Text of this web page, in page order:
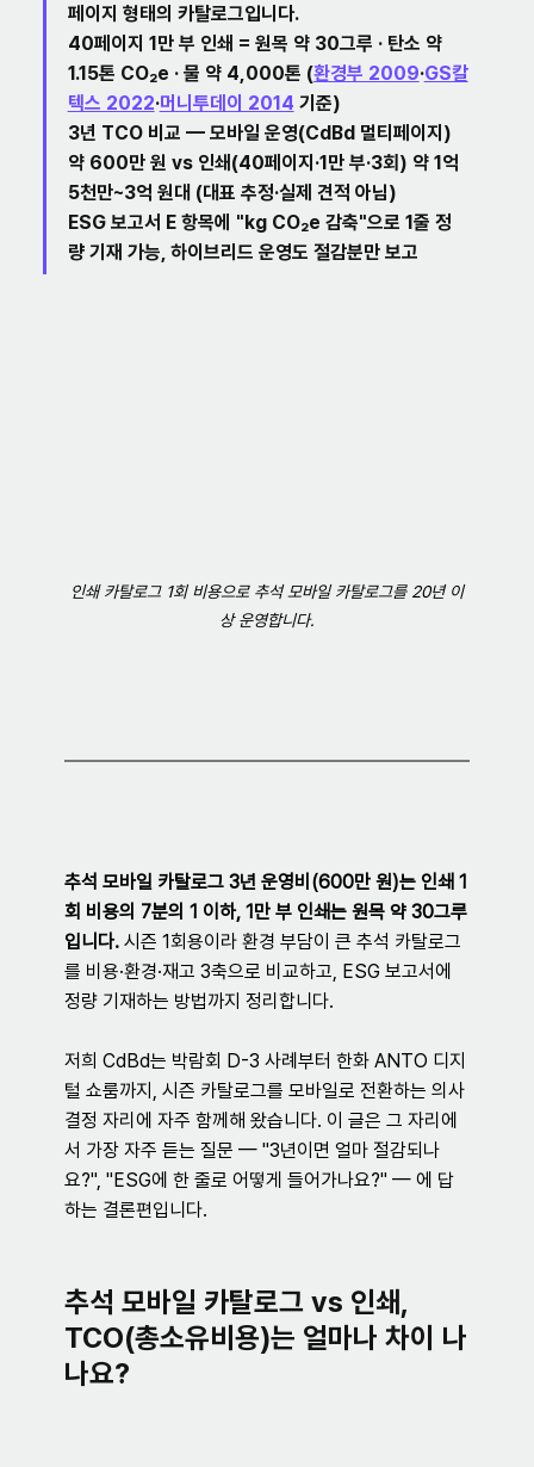
페이지 형태의 카탈로그입니다.
40페이지 1만 부 인쇄 = 원목 약 30그루 · 탄소 약
1.15톤 CO₂e · 물 약 4,000톤 (환경부 2009·GS칼
텍스 2022·머니투데이 2014 기준)
3년 TCO 비교 — 모바일 운영(CdBd 멀티페이지)
약 600만 원 vs 인쇄(40페이지·1만 부·3회) 약 1억
5천만~3억 원대 (대표 추정·실제 견적 아님)
ESG 보고서 E 항목에 "kg CO₂e 감축"으로 1줄 정
량 기재 가능, 하이브리드 운영도 절감분만 보고
인쇄 카탈로그 1회 비용으로 추석 모바일 카탈로그를 20년 이
상 운영합니다.
추석 모바일 카탈로그 3년 운영비(600만 원)는 인쇄 1
회 비용의 7분의 1 이하, 1만 부 인쇄는 원목 약 30그루
입니다. 시즌 1회용이라 환경 부담이 큰 추석 카탈로그
를 비용·환경·재고 3축으로 비교하고, ESG 보고서에
정량 기재하는 방법까지 정리합니다.
저희 CdBd는 박람회 D-3 사례부터 한화 ANTO 디지
털 쇼룸까지, 시즌 카탈로그를 모바일로 전환하는 의사
결정 자리에 자주 함께해 왔습니다. 이 글은 그 자리에
서 가장 자주 듣는 질문 — "3년이면 얼마 절감되나
요?", "ESG에 한 줄로 어떻게 들어가나요?" — 에 답
하는 결론편입니다.
추석 모바일 카탈로그 vs 인쇄,
TCO(총소유비용)는 얼마나 차이 나
나요?